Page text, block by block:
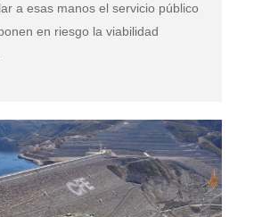
a esas manos el servicio público
en riesgo la viabilidad